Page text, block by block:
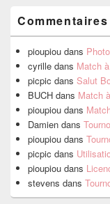
pioupiou dans
cyrille dans Match
picpic dans Salut
BUCH dans Match
pioupiou dans
Damien dans
pioupiou dans
picpic dans
pioupiou dans
stevens dans